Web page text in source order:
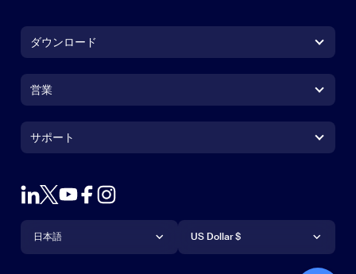
ダウンロード
Zoom RoomsアプリZoom Roomsアプリ
Zoom Roomsコントローラ
Outlookプラグイン
Androidアプリ
Androidアプリ
営業
営業担当にお問い合わせ
デモをリクエスト
ウェビナーとイベント
サポート
サポート
アカウント
ラーニングセンター
言語
日本語
通貨
US Dollar $